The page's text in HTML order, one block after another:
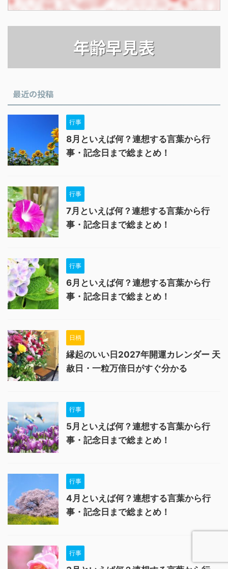
年齢早見表
最近の投稿
行事
8月といえば何？連想する言葉から行
事・記念日まで総まとめ！
行事
7月といえば何？連想する言葉から行
事・記念日まで総まとめ！
行事
6月といえば何？連想する言葉から行
事・記念日まで総まとめ！
日柄
縁起のいい日2027年開運カレンダー 天
赦日・一粒万倍日がすぐ分かる
行事
5月といえば何？連想する言葉から行
事・記念日まで総まとめ！
行事
4月といえば何？連想する言葉から行
事・記念日まで総まとめ！
行事